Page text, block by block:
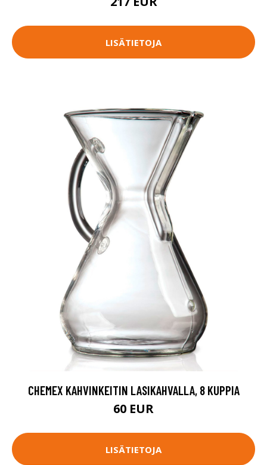
LISÄTIETOJA
CHEMEX KAHVINKEITIN LASIKAHVALLA, 8 KUPPIA
60 EUR
LISÄTIETOJA